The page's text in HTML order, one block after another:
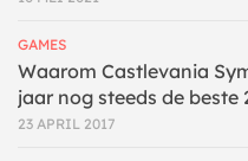
GAMES
Waarom Castlevania
jaar nog steeds de beste
23 APRIL 2017